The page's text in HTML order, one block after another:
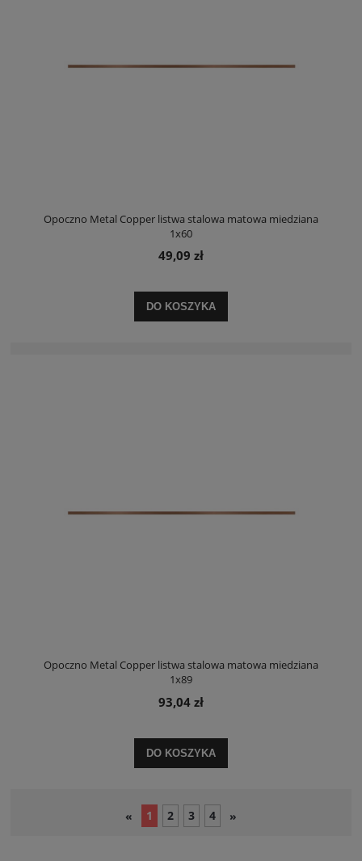
Opoczno Metal Copper listwa stalowa matowa miedziana
1x60
49,09 zł
DO KOSZYKA
Opoczno Metal Copper listwa stalowa matowa miedziana
1x89
93,04 zł
DO KOSZYKA
« 1 2 3 4 »